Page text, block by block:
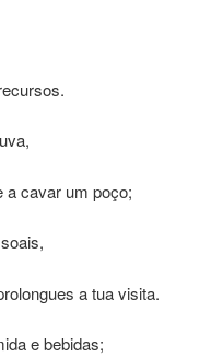
a cavar um poço;
a tua visita.
e bebidas;